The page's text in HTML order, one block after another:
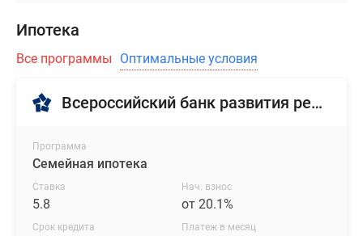
Ипотека
Все программы Оптимальные условия
Всероссийский банк развития регионов
Программа
Семейная ипотека
Ставка
5.8
Нач. взнос
от 20.1%
Срок кредита Платеж в месяц